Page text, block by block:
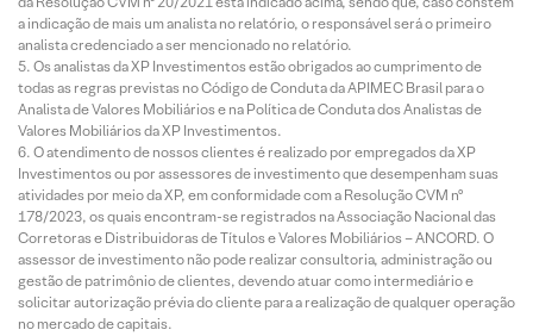
a indicação de mais um analista no relatório, o responsável será o primeiro
analista credenciado a ser mencionado no relatório.
Os analistas da XP Investimentos estão obrigados ao cumprimento de
todas as regras previstas no Código de Conduta da APIMEC Brasil para o
Analista de Valores Mobiliários e na Política de Conduta dos Analistas de
Valores Mobiliários da XP Investimentos.
O atendimento de nossos clientes é realizado por empregados da XP
Investimentos ou por assessores de investimento que desempenham suas
atividades por meio da XP, em conformidade com a Resolução CVM nº
178/2023, os quais encontram-se registrados na Associação Nacional das
Corretoras e Distribuidoras de Títulos e Valores Mobiliários – ANCORD. O
assessor de investimento não pode realizar consultoria, administração ou
gestão de patrimônio de clientes, devendo atuar como intermediário e
solicitar autorização prévia do cliente para a realização de qualquer operação
no mercado de capitais.